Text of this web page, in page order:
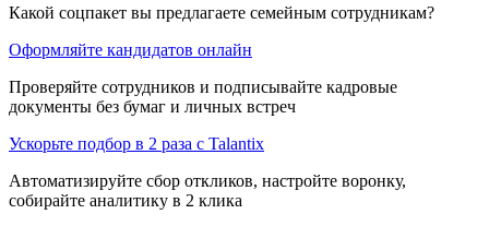
Какой соцпакет вы предлагаете семейным сотрудникам?
Оформляйте кандидатов онлайн
Проверяйте сотрудников и подписывайте кадровые
документы без бумаг и личных встреч
Ускорьте подбор в 2 раза с Talantix
Автоматизируйте сбор откликов, настройте воронку,
собирайте аналитику в 2 клика